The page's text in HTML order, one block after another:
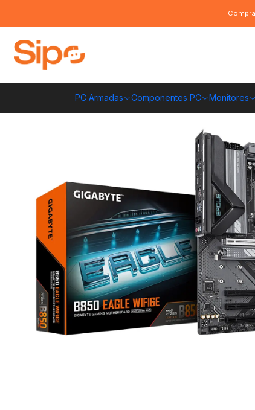
PC Armadas Componentes PC Monitores
Placa Madre